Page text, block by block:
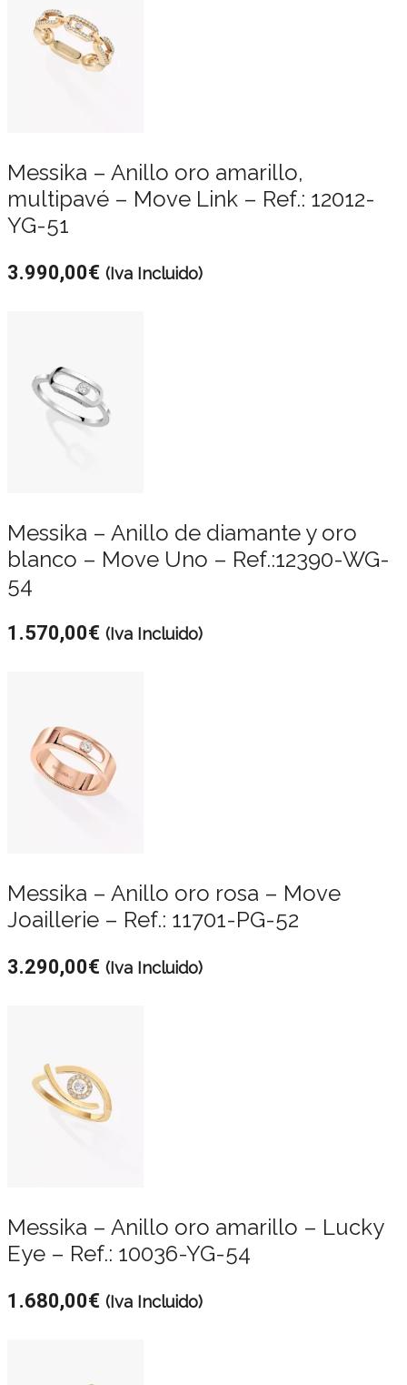
Messika – Anillo oro amarillo,
multipavé – Move Link – Ref.: 12012-
YG-51
3.990,00€ (Iva Incluido)
Messika – Anillo de diamante y oro
blanco – Move Uno – Ref.:12390-WG-
54
1.570,00€ (Iva Incluido)
Messika – Anillo oro rosa – Move
Joaillerie – Ref.: 11701-PG-52
3.290,00€ (Iva Incluido)
Messika – Anillo oro amarillo – Lucky
Eye – Ref.: 10036-YG-54
1.680,00€ (Iva Incluido)